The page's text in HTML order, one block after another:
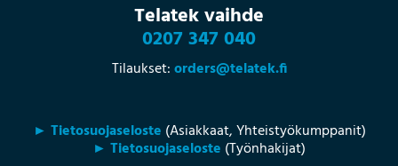
Telatek vaihde
0207 347 040
Tilaukset:orders@telatek.fi
► Tietosuojaseloste (Asiakkaat, Yhteistyökumppanit)
► Tietosuojaseloste (Työnhakijat)